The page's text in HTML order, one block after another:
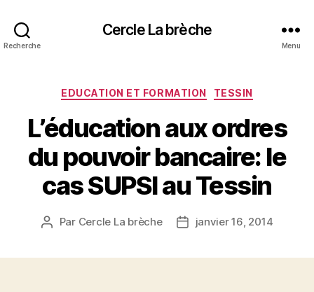
Recherche
Cercle La brèche
Menu
Catégories
EDUCATION ET FORMATION TESSIN
L’éducation aux ordres
du pouvoir bancaire: le
cas SUPSI au Tessin
Auteur
Par Cercle La brèche
Datejanvier 16, 2014